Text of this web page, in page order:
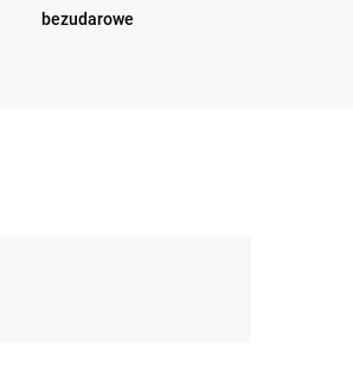
bezudarowe